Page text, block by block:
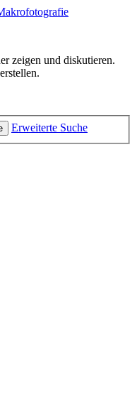
zeigen und diskutieren.
Erweiterte Suche